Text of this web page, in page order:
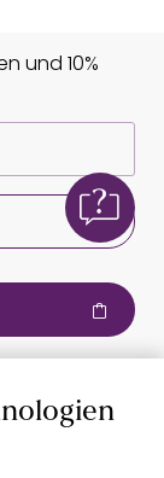
und 10%